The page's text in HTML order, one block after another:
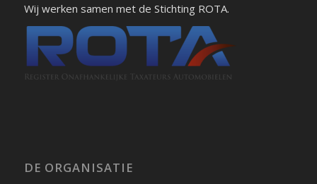
Wij werken samen met de Stichting ROTA.
DE ORGANISATIE